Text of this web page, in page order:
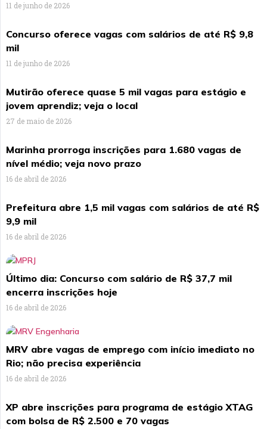
11 de junho de 2026
Concurso oferece vagas com salários de até R$ 9,8
mil
11 de junho de 2026
Mutirão oferece quase 5 mil vagas para estágio e
jovem aprendiz; veja o local
27 de maio de 2026
Marinha prorroga inscrições para 1.680 vagas de
nível médio; veja novo prazo
16 de abril de 2026
Prefeitura abre 1,5 mil vagas com salários de até R$
9,9 mil
16 de abril de 2026
Último dia: Concurso com salário de R$ 37,7 mil
encerra inscrições hoje
16 de abril de 2026
MRV abre vagas de emprego com início imediato no
Rio; não precisa experiência
16 de abril de 2026
XP abre inscrições para programa de estágio XTAG
com bolsa de R$ 2.500 e 70 vagas